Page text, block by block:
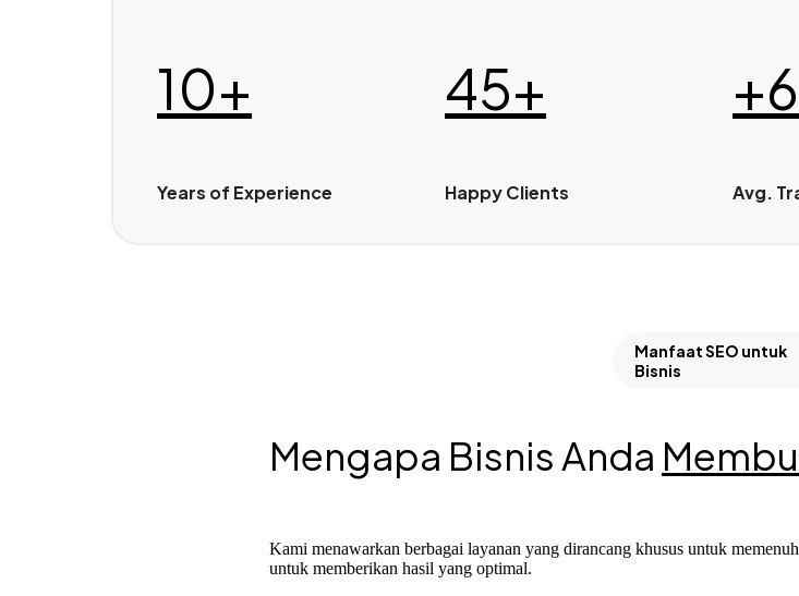
10+
Years of Experience
45+
Happy Clients Avg.
Manfaat SEO untuk
Bisnis
Mengapa Bisnis Anda
Kami menawarkan berbagai layanan yang dirancang khusus untuk
untuk memberikan hasil yang optimal.